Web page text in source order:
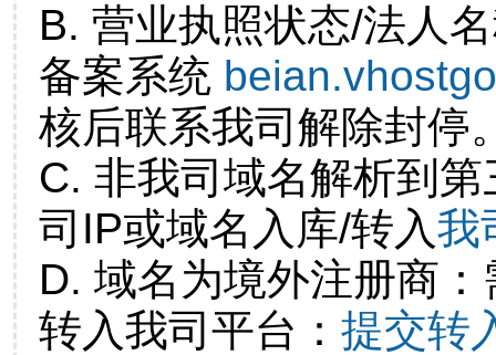
B. 营业执照状态/法人
备案系统
核后联系我司解除封停
C. 非我司域名解析到
司IP或域名入库/转入我
D. 域名为境外注册商
转入我司平台： 提交转